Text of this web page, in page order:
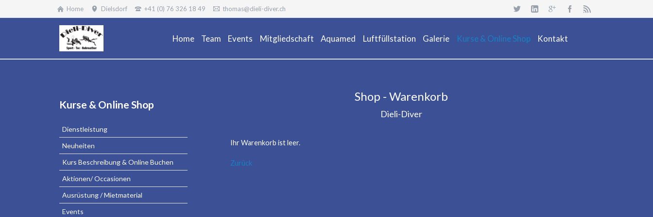
Home Dielsdorf +41 (0) 76 326 18 49 thomas@dieli-diver.ch
Home Team Events Mitgliedschaft Aquamed Luftfüllstation Galerie Kurse & Online Shop Kontakt
Shop - Warenkorb
Dieli-Diver
Ihr Warenkorb ist leer.
Zurück
Navigation
Kurse & Online Shop
Dienstleistung
Neuheiten
Kurs Beschreibung & Online Buchen
Aktionen/ Occasionen
Ausrüstung / Mietmaterial
Events